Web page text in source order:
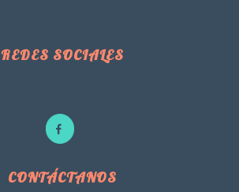
REDES SOCIALES
CONTÁCTANOS